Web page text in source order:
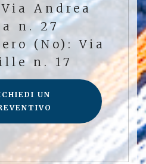
Andrea
n. 27
(No): Via
n. 17
UN